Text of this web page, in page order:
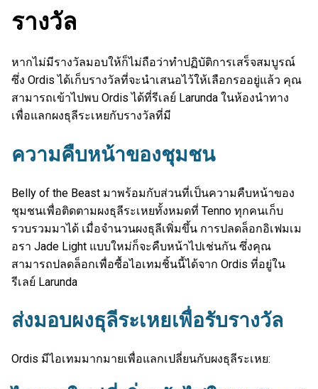
รางวัล
หากไม่มีรางวัลมอบให้ก็ไม่ถือว่าทำปฏิบัติการเสร็จสมบูรณ์
ซึ่ง Ordis ได้เก็บรางวัลที่จะนำเสนอไว้ให้เลือกรออยู่แล้ว คุณ
สามารถเข้าไปพบ Ordis ได้ที่รีเลย์ Larunda ในห้องนำทาง
เพื่อแลกผงธุลีระเหยกับรางวัลที่มี
ความคืบหน้าของชุมชน
Belly of the Beast มาพร้อมกับส่วนที่เป็นความคืบหน้าของ
ชุมชนเพื่อติดตามผงธุลีระเหยทั้งหมดที่ Tenno ทุกคนเก็บ
รวบรวมมาได้ เมื่อจำนวนผงธุลีเพิ่มขึ้น การปลดล็อกอิเฟมเม
อรา Jade Light แบบใหม่ก็จะคืบหน้าไปเช่นกัน ซึ่งคุณ
สามารถปลดล็อกเพื่อซื้อไอเทมชิ้นนี้ได้จาก Ordis ที่อยู่ใน
รีเลย์ Larunda
ส่งมอบผงธุลีระเหยเพื่อรับรางวัล
Ordis มีไอเทมมากมายเพื่อแลกเปลี่ยนกับผงธุลีระเหย: